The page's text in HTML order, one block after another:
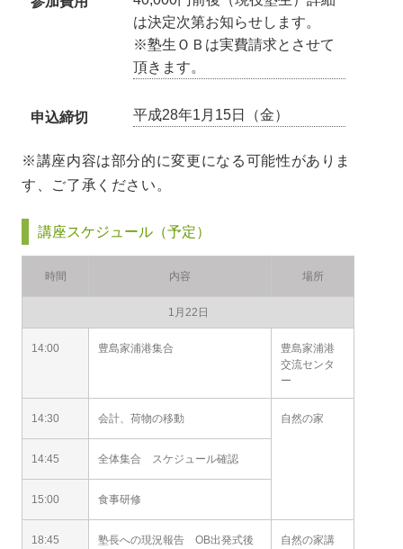
は決定次第お知らせします。
※塾生ＯＢは実費請求とさせて
頂きます。
申込締切 平成28年1月15日（金）
※講座内容は部分的に変更になる可能性がありま
す、ご了承ください。
講座スケジュール（予定）
時間 内容 場所
1月22日
14:00 豊島家浦港集合
豊島家浦港
交流センタ
ー
14:30 会計、荷物の移動 自然の家
14:45 全体集合 スケジュール確認
15:00 食事研修
18:45
塾長への現況報告 OB出発式後
自然の家講